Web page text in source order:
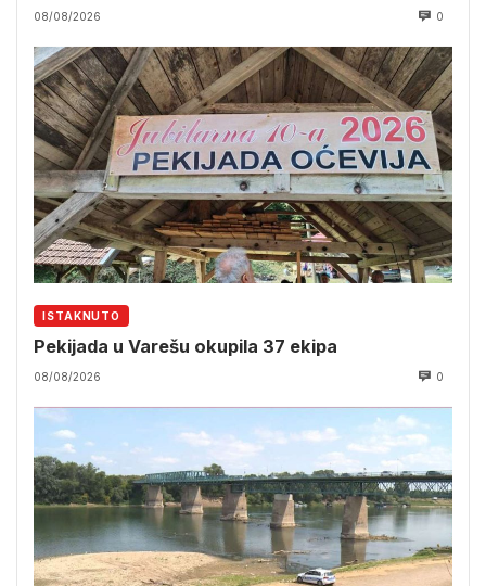
08/08/2026 0
ISTAKNUTO
Pekijada u Varešu okupila 37 ekipa
08/08/2026 0